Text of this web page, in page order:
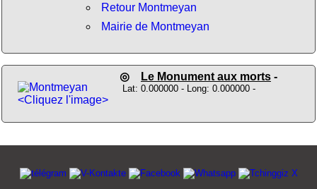
Retour Montmeyan
Mairie de Montmeyan
<Cliquez l'image>
◎ Le Monument aux morts-
Lat: 0.000000 - Long: 0.000000 -